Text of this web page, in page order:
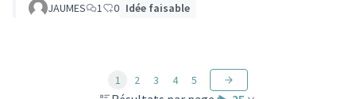
JAUMES 1 0 Idée faisable
1 2 3 4 5